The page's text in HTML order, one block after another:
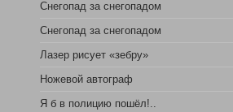
Снегопад за снегопадом
Снегопад за снегопадом
Лазер рисует «зебру»
Ножевой автограф
Я б в полицию пошёл!..